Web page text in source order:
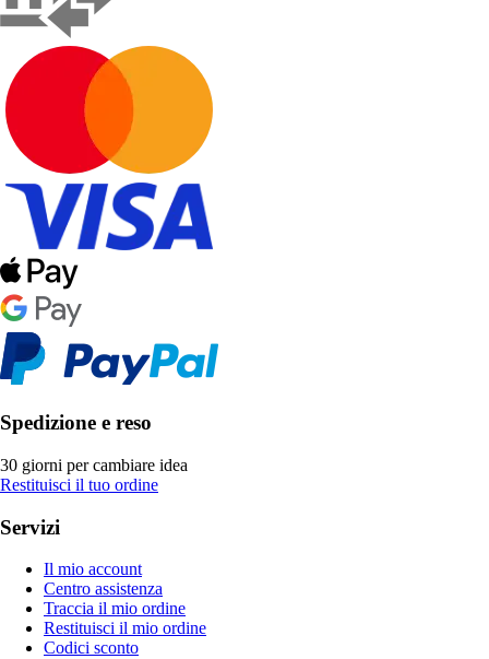
Spedizione e reso
30 giorni per cambiare idea
Restituisci il tuo ordine
Servizi
Il mio account
Centro assistenza
Traccia il mio ordine
Restituisci il mio ordine
Codici sconto